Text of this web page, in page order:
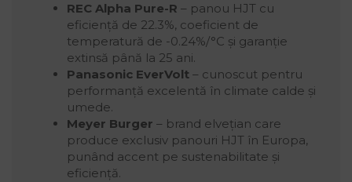
REC Alpha Pure-R – panou HJT cu
eficiență de 22.3%, coeficient de
temperatură de -0.24%/°C și garanție
extinsă până la 25 ani.
Panasonic EverVolt – cunoscut pentru
performanță excelentă în climate calde și
umede.
Meyer Burger – brand elvețian care
produce exclusiv panouri HJT în Europa,
punând accent pe sustenabilitate și
eficiență.